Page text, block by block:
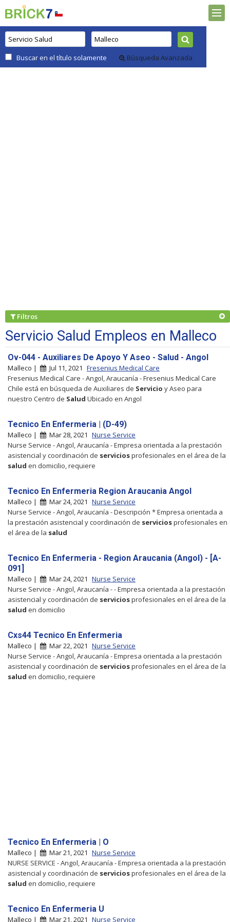
Buscar en el título solamente Búsqueda Avanzada
Filtros
Servicio Salud Empleos en Malleco
Ov-044 - Auxiliares De Apoyo Y Aseo - Salud - Angol
Malleco | Jul 11, 2021 Fresenius Medical Care
Fresenius Medical Care - Angol, Araucanía - Fresenius Medical Care
Chile está en búsqueda de Auxiliares de Servicio y Aseo para
nuestro Centro de Salud Ubicado en Angol
Tecnico En Enfermeria | (D-49)
Malleco | Mar 28, 2021 Nurse Service
Nurse Service - Angol, Araucanía - Empresa orientada a la prestación
asistencial y coordinación de serviciosprofesionales en el área de la
salud en domicilio, requiere
Tecnico En Enfermeria Region Araucania Angol
Malleco | Mar 24, 2021 Nurse Service
Nurse Service - Angol, Araucanía - Descripción * Empresa orientada a
la prestación asistencial y coordinación de serviciosprofesionales en
el área de la salud
Tecnico En Enfermeria - Region Araucania (Angol) - [A-
091]
Malleco | Mar 24, 2021 Nurse Service
Nurse Service - Angol, Araucanía - - Empresa orientada a la prestación
asistencial y coordinación de serviciosprofesionales en el área de la
salud en domicilio
Cxs44 Tecnico En Enfermeria
Malleco | Mar 22, 2021 Nurse Service
Nurse Service - Angol, Araucanía - Empresa orientada a la prestación
asistencial y coordinación de serviciosprofesionales en el área de la
salud en domicilio, requiere
Tecnico En Enfermeria | O
Malleco | Mar 21, 2021 Nurse Service
NURSE SERVICE - Angol, Araucanía - Empresa orientada a la prestación
asistencial y coordinación de serviciosprofesionales en el área de la
salud en domicilio, requiere
Tecnico En Enfermeria U
Malleco | Mar 21, 2021 Nurse Service